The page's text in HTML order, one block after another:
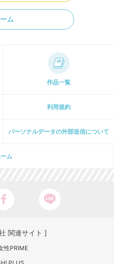
ム
作品一覧
利用規約
パーソナルデータの外部送信について
ム
関連サイト ]
性PRIME